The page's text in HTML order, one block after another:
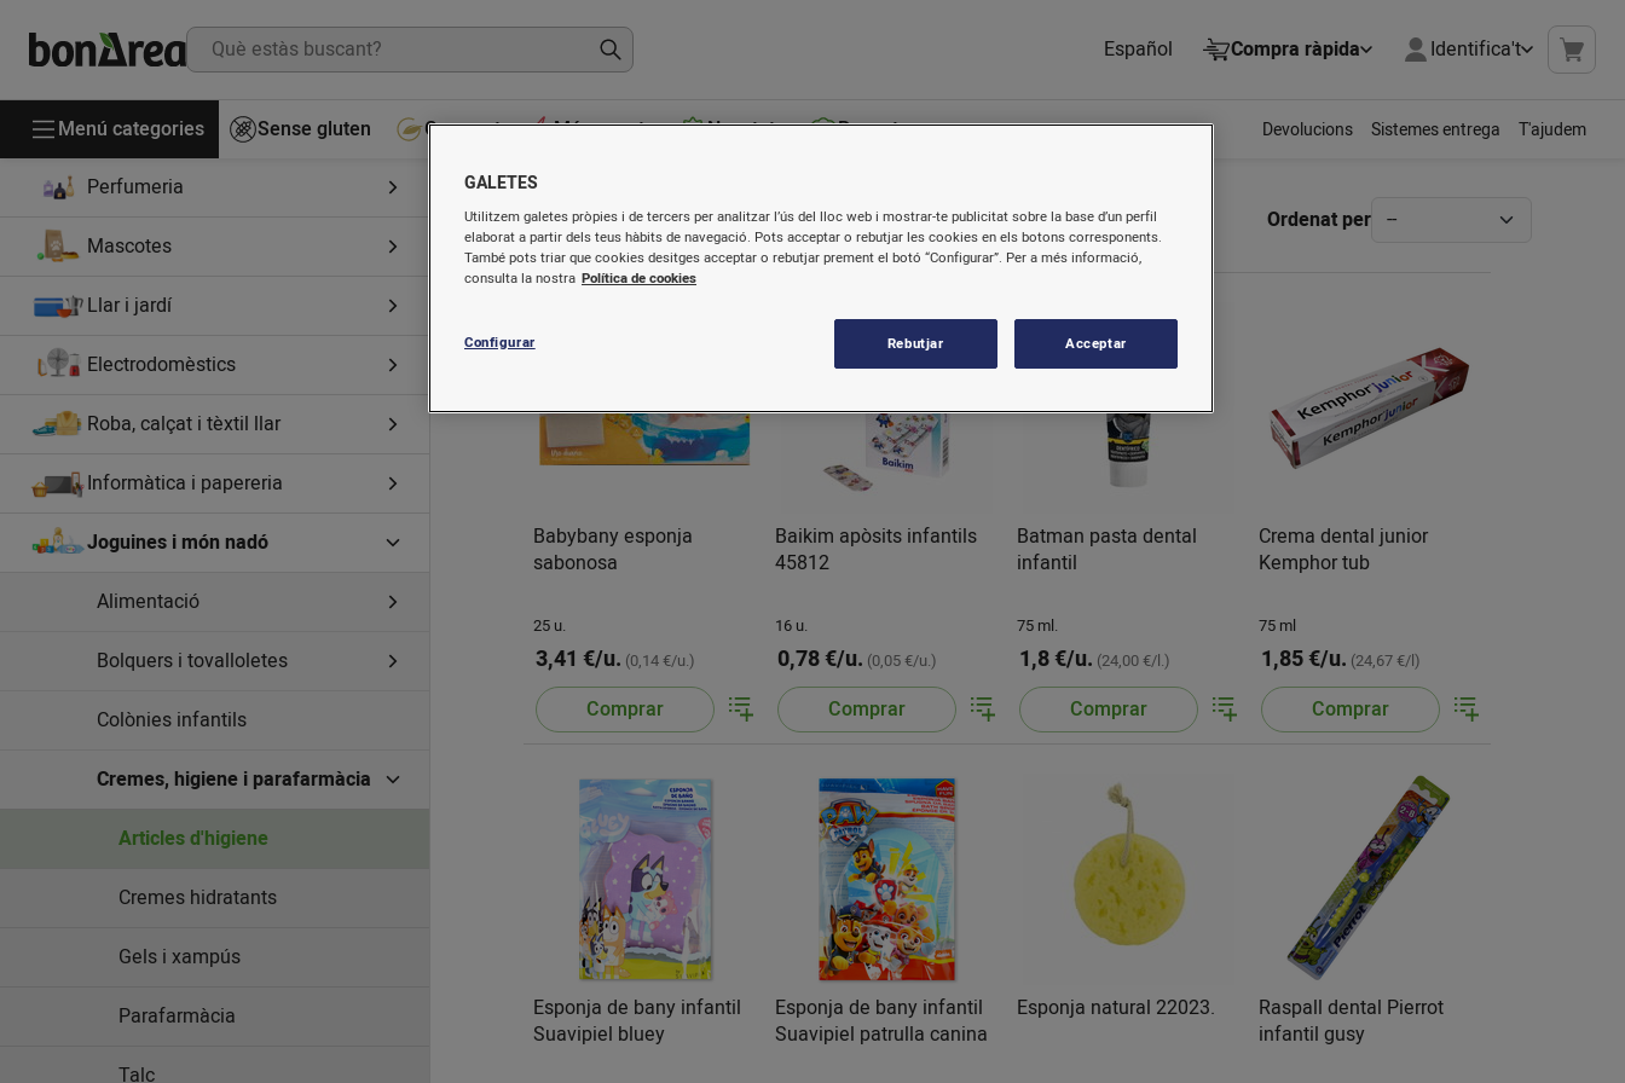
Español Compra ràpida Identifica't
Menú categories Sense gluten Gourmet Més venuts Novetats Receptes Devolucions Sistemes entrega T'ajudem
Drogueria
Higiene i cosmètica
Perfumeria
Mascotes
Llar i jardí
Electrodomèstics
Roba, calçat i tèxtil llar
Informàtica i papereria
Joguines i món nadó
Alimentació
Bolquers i tovalloletes
Colònies infantils
Cremes, higiene i parafarmàcia
Articles d'higiene
Cremes hidratants
Gels i xampús
Parafarmàcia
Talc
Articles d'higiene Ordenat per
Babybany esponja
sabonosa
25 u.
3,41 €/u. (0,14 €/u.)
Comprar
Baikim apòsits infantils
45812
16 u.
0,78 €/u. (0,05 €/u.)
Comprar
Batman pasta dental
infantil
75 ml.
1,8 €/u. (24,00 €/l.)
Comprar
Crema dental junior
Kemphor tub
75 ml
1,85 €/u. (24,67 €/l)
Comprar
Esponja de bany infantil
Suavipiel bluey
Esponja de bany infantil
Suavipiel patrulla canina
Esponja natural 22023.
Raspall dental Pierrot
infantil gusy
GALETES
Utilitzem galetes pròpies i de tercers per analitzar l’ús del lloc web i mostrar-te publicitat sobre la base d’un perfil
elaborat a partir dels teus hàbits de navegació. Pots acceptar o rebutjar les cookies en els botons corresponents.
També pots triar que cookies desitges acceptar o rebutjar prement el botó “Configurar”. Per a més informació,
consulta la nostra Política de cookies
Configurar Rebutjar Acceptar